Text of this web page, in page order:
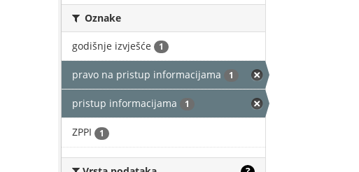
Oznake
godišnje izvješće 1
pravo na pristup informacijama 1
pristup informacijama 1
ZPPI 1